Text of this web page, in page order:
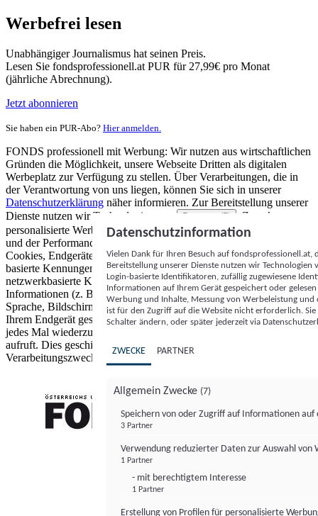
Werbefrei lesen
Unabhängiger Journalismus hat seinen Preis.
Lesen Sie fondsprofessionell.at PUR für 27,99€ pro Monat
(jährliche Abrechnung).
Jetzt abonnieren
Sie haben ein PUR-Abo? Hier anmelden.
FONDS professionell mit Werbung: Wir nutzen aus wirtschaftlichen
Gründen die Möglichkeit, unsere Webseite Dritten als digitalen
Werbeplatz zur Verfügung zu stellen. Über Verarbeitungen, die in
der Verantwortung von uns liegen, können Sie sich in unserer
Datenschutzerklärung näher informieren. Zur Bereitstellung unserer
Dienste nutzen wir Technologien von
Partnern (5)
. Zwecke:
personalisierte Werbung und Inhalte, Messung von Werbeleistung
und der Performance von Inhalten sowie Zielgruppenforschung.
Cookies, Endgeräte- oder ähnliche Online-Kennungen (z. B. login-
basierte Kennungen, zufällig generierte Kennungen,
netzwerkbasierte Kennungen) können zusammen mit anderen
Informationen (z. B. Browsertyp und Browserinformationen,
Sprache, Bildschirmgröße, unterstützte Technologien usw.) auf
Ihrem Endgerät gespeichert oder von dort ausgelesen werden, um es
jedes Mal wiederzuerkennen, wenn es eine App oder einer Webseite
aufruft. Dies geschieht für einen oder mehrere der hier aufgeführten
Verarbeitungszwecke.
Datenschutzinformation
Vielen Dank für Ihren Besuch auf
Bereitstellung unserer Dienste nutzen wir Technologien
Login-basierte Identifikatoren, zufällig zugewiesene
Informationen auf Ihrem Gerät gespeichert oder
Werbung und Inhalte, Messung von Werbeleistung
ist für den Zugriff auf die Website nicht erforderlich.
Schalter ändern, oder später jederzeit via
ZWECKE PARTNER
Allgemein Zwecke (7)
Speichern von oder Zugriff auf Informationen auf
3 Partner
Verwendung reduzierter Daten zur Auswahl von
1 Partner
- mit berechtigtem Interesse
1 Partner
Erstellung von Profilen für personalisierte
FONDS professionell